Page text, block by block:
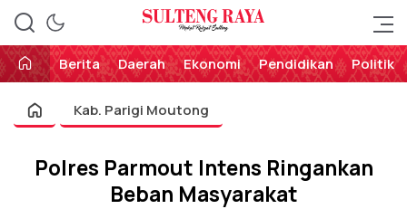
Sulteng Raya
Perekat Rakyat Sulteng
Berita
Daerah Ekonomi Pendidikan Politik
Kab. Parigi Moutong
Polres Parmout Intens Ringankan
Beban Masyarakat